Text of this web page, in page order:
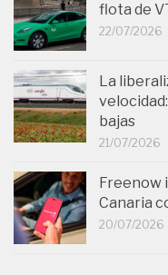
flota de
22/07/2026
La
bajas
21/07/2026
Freenow
Canaria
20/07/2026